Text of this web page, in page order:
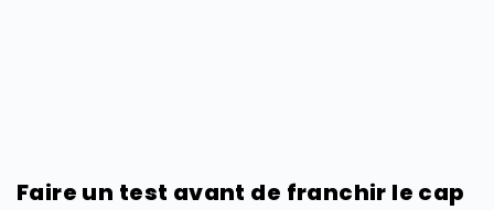
Faire un test avant de franchir le cap